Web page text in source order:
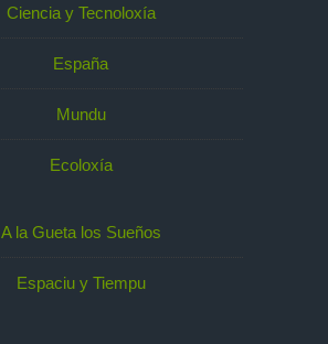
Ciencia y Tecnoloxía
España
Mundu
Ecoloxía
A la Gueta los Sueños
Espaciu y Tiempu